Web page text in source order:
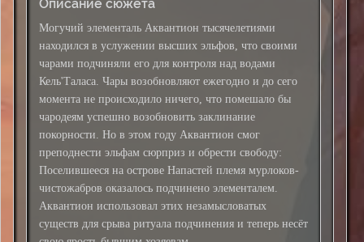
Описание сюжета
Могучий элементаль Аквантион тысячелетиями
находился в услужении высших эльфов, что своими
чарами подчиняли его для контроля над водами
Кель'Таласа. Чары возобновляют ежегодно и до сего
момента не происходило ничего, что помешало бы
чародеям успешно возобновить заклинание
покорности. Но в этом году Аквантион смог
преподнести эльфам сюрприз и обрести свободу:
Поселившееся на острове Напастей племя мурлоков-
чистожабров оказалось подчинено элементалем.
Аквантион использовал этих незамысловатых
существ для срыва ритуала подчинения и теперь несёт